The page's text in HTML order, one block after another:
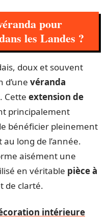
pour
les Landes ?
doux et souvent
d’une véranda
Cette extension de
principalement
bénéficier pleinement
long de l’année.
aisément une
en véritable pièce à
de clarté.
intérieure